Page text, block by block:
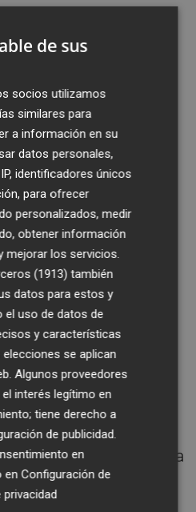
proceso de ese
ejecuciones que
vienen de esos años,
de procesos
Reolid. Así,
bancos ya no dan
menos préstamos y,
por renegociar o
de acudir al
no hubiera cerrado el
en años atrás",
protege"
consecuencia del
el Colegio de
también apuntan a
este descenso. "Ahora
para no ejecutar la
también
de sus
socios utilizamos
similares para
a información en su
datos personales,
identificadores únicos
para ofrecer
personalizados, medir
obtener información
mejorar los servicios.
(1913) también
datos para estos y
el uso de datos de
y características
se aplican
Algunos proveedores
interés legítimo en
tiene derecho a
de publicidad
en
enConfiguración de
privacidad